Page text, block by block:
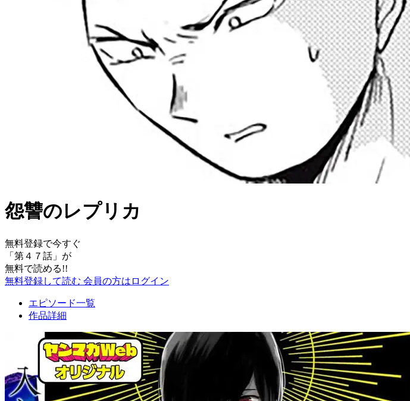
怨讐のレプリカ
無料登録で今すぐ
「 第４７話 」が
無料で読める!!
無料登録して読む 会員の方はログイン
エピソード一覧
作品詳細